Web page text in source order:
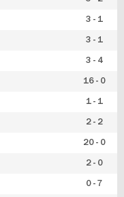
3 - 1
3 - 1
3 - 4
16 - 0
1 - 1
2 - 2
20 - 0
2 - 0
0 - 7